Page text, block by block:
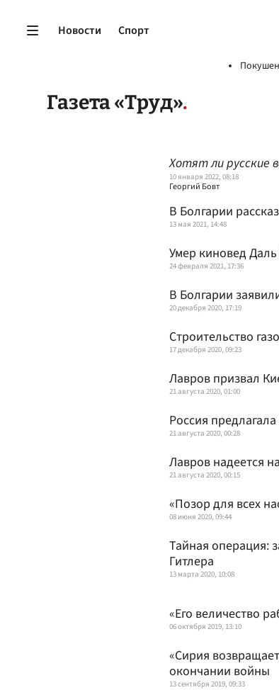
Новости Спорт
Газета «Труд»
Хотят ли русские
10 января 2022, 08:18
Георгий Бовт
В Болгарии
13 мая 2021, 14:48
Умер киновед
24 февраля 2021, 17:36
В Болгарии
20 декабря 2020, 17:19
Строительство
17 декабря 2020, 09:23
Лавров призвал
21 августа 2020, 01:00
Россия
21 августа 2020, 00:28
Лавров надеется
21 августа 2020, 00:15
«Позор для всех
08 июня 2020, 09:44
Тайная операция:
Гитлера
13 марта 2020, 10:08
«Его величество
06 октября 2019, 13:10
«Сирия
окончании войны
13 сентября 2019, 09:33